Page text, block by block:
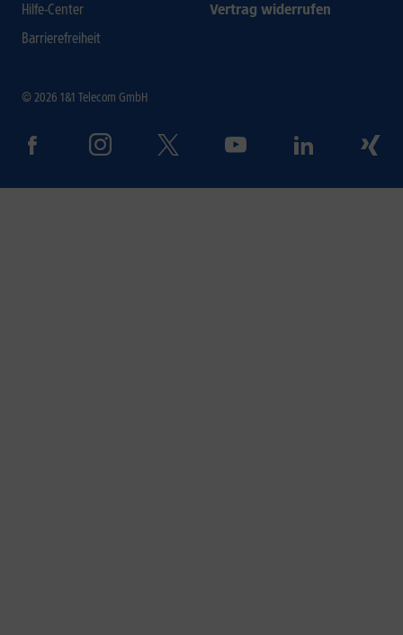
Hilfe-Center
Barrierefreiheit
Vertrag widerrufen
© 2026 1&1 Telecom GmbH